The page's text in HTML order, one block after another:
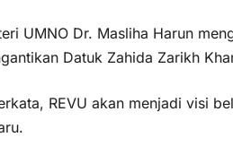
UMNO Dr. Masliha Harun
Datuk Zahida Zarikh
REVU akan menjadi visi